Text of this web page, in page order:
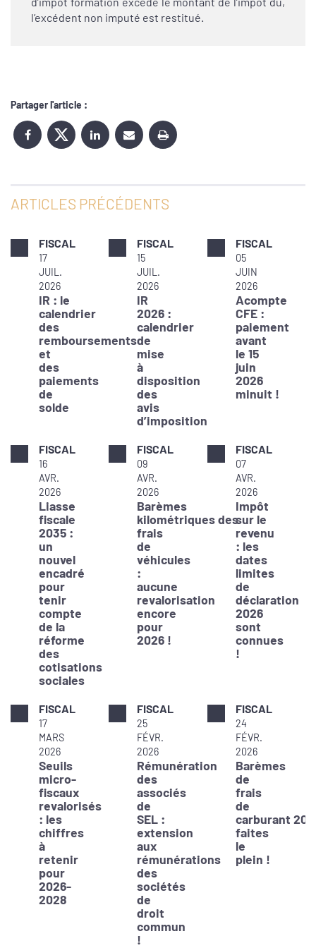
l’excédent non imputé est restitué.
Partager l'article :
ARTICLES PRÉCÉDENTS
FISCAL
17
JUIL.
2026
IR : le
calendrier
des
remboursements
et
des
paiements
de
solde
FISCAL
15
JUIL.
2026
IR
2026 :
calendrier
de
mise
à
disposition
des
avis
d’imposition
FISCAL
05
JUIN
2026
Acompte
CFE :
paiement
avant
le 15
juin
2026
minuit !
FISCAL
16
AVR.
2026
Liasse
fiscale
2035 :
un
nouvel
encadré
pour
tenir
compte
de la
réforme
des
cotisations
sociales
FISCAL
09
AVR.
2026
Barèmes
kilométriques des
frais
de
véhicules
:
aucune
revalorisation
encore
pour
2026 !
FISCAL
07
AVR.
2026
Impôt
sur le
revenu
: les
dates
limites
de
déclaration
2026
sont
connues
!
FISCAL
17
MARS
2026
Seuils
micro-
fiscaux
revalorisés
: les
chiffres
à
retenir
pour
2026-
2028
FISCAL
25
FÉVR.
2026
Rémunération
des
associés
de
SEL :
extension
aux
rémunérations
des
sociétés
de
droit
commun
!
FISCAL
24
FÉVR.
2026
Barèmes
de
frais
de
carburant
faites
le
plein !